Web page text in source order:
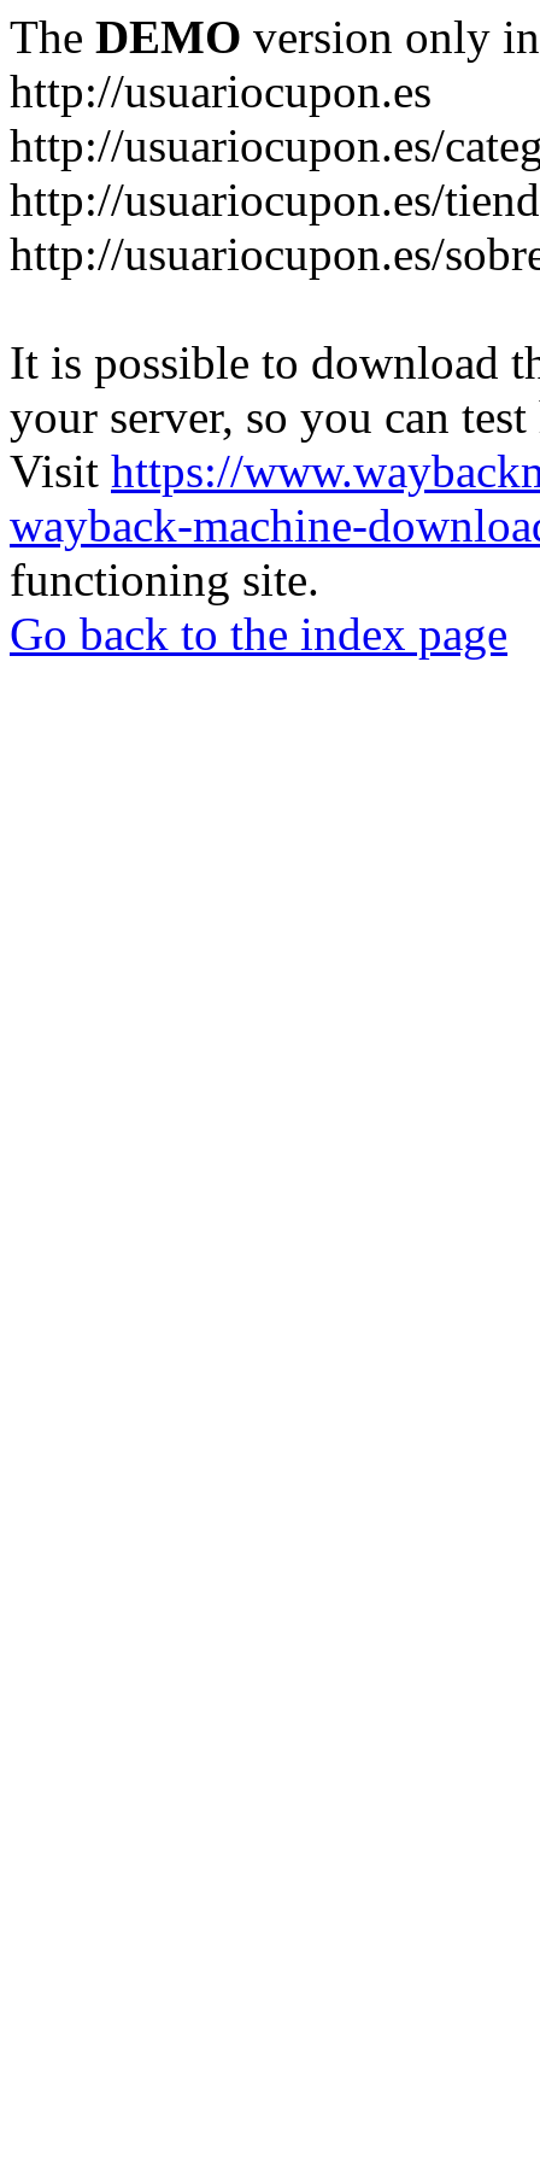
The DEMO version only
http://usuariocupon.es
http://usuariocupon.es/
http://usuariocupon.es/
http://usuariocupon.es/
It is possible to download
your server, so you can
Visit https://
wayback-machine-
functioning site.
Go back to the index page